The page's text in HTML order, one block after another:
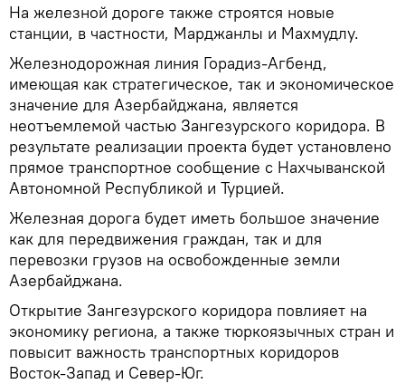
На железной дороге также строятся новые
станции, в частности, Марджанлы и Махмудлу.
Железнодорожная линия Горадиз-Агбенд,
имеющая как стратегическое, так и экономическое
значение для Азербайджана, является
неотъемлемой частью Зангезурского коридора. В
результате реализации проекта будет установлено
прямое транспортное сообщение с Нахчыванской
Автономной Республикой и Турцией.
Железная дорога будет иметь большое значение
как для передвижения граждан, так и для
перевозки грузов на освобожденные земли
Азербайджана.
Открытие Зангезурского коридора повлияет на
экономику региона, а также тюркоязычных стран и
повысит важность транспортных коридоров
Восток-Запад и Север-Юг.